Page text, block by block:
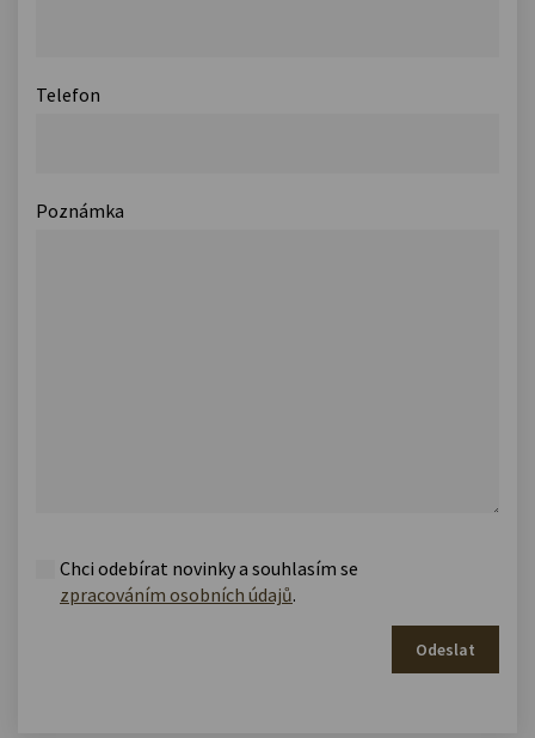
Telefon
Poznámka
Chci odebírat novinky a souhlasím se
zpracováním osobních údajů.
Odeslat